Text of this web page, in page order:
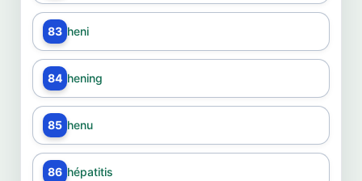
83 heni
84 hening
85 henu
86 hépatitis